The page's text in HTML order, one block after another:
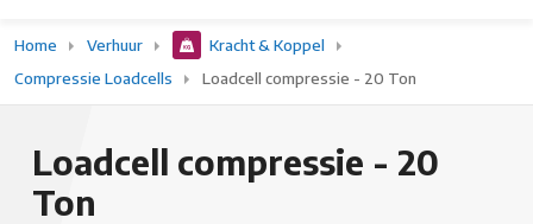
Home Verhuur
Kracht & Koppel
Compressie Loadcells
Loadcell compressie - 20 Ton
Loadcell compressie - 20
Ton